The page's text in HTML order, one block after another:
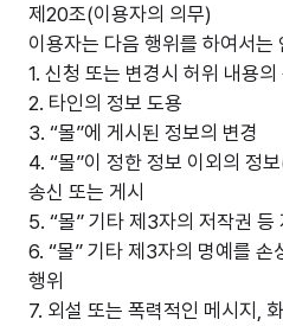
제20조(이용자의 의무)
이용자는 다음 행위를 하여서는
1. 신청 또는 변경시 허위 내용의
2. 타인의 정보 도용
3. “몰”에 게시된 정보의 변경
4. “몰”이 정한 정보 이외의 정
송신 또는 게시
5. “몰” 기타 제3자의 저작권 등
6. “몰” 기타 제3자의 명예를 손
행위
7. 외설 또는 폭력적인 메시지,